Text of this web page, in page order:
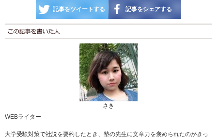
記事をツイートする 記事をシェアする
さき
WEBライター
大学受験対策で社説を要約したとき、塾の先生に文章力を褒められたのがきっ